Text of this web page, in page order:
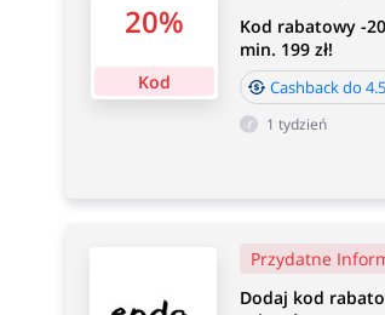
20%
Kod
Kod rabatowy -
min. 199 zł!
Cashback do
1 tydzień
Przydatne
Dodaj kod